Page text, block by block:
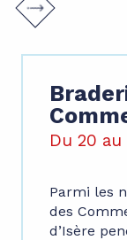
Du 20
Parmi les
des
d’Isère